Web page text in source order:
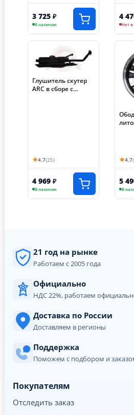
3 725 ₽
В наличии
4
Нет в
Глушитель скутер
ARC в сборе с
★4.7(25)
4 969 ₽
В наличии
★4.7
5
В
21 год на рынке
Работаем с 2005 года
Официально
НДС 22%, работаем
Доставка по России
Доставляем в регионы
Поддержка
Поможем с подбором и
Покупателям
Отследить заказ